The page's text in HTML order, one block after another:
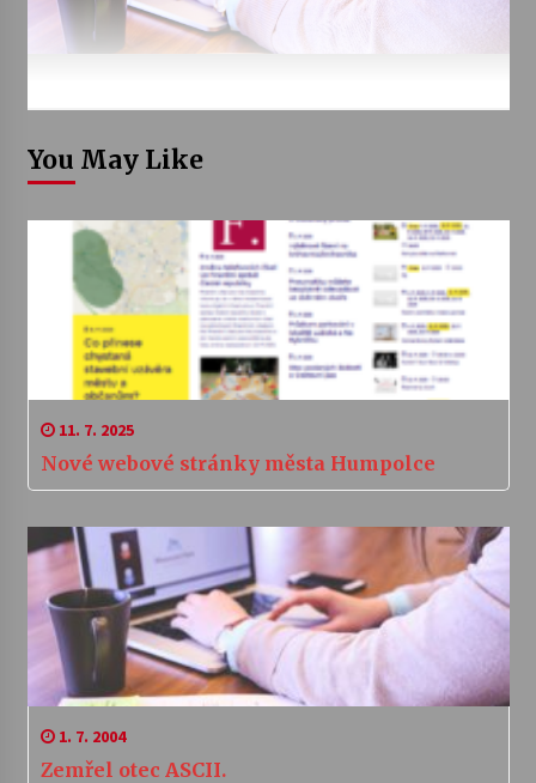
You May Like
11. 7. 2025
Nové webové stránky města Humpolce
1. 7. 2004
Zemřel otec ASCII.